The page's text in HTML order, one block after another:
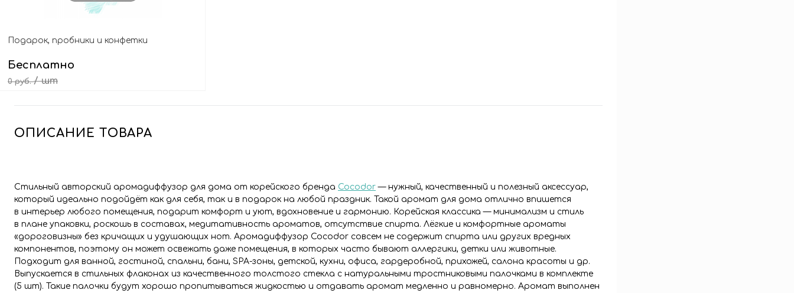
Подарок, пробники и конфетки
Бесплатно
0 руб./ шт
ОПИСАНИЕ ТОВАРА
Стильный авторский аромадиффузор для дома от корейского бренда Cocodor — нужный, качественный и полезный аксессуар,
который идеально подойдёт как для себя, так и в подарок на любой праздник. Такой аромат для дома отлично впишется
в интерьер любого помещения, подарит комфорт и уют, вдохновение и гармонию. Корейская классика — минимализм и стиль
в плане упаковки, роскошь в составах, медитативность ароматов, отсутствие спирта. Лёгкие и комфортные ароматы
«дороговизны» без кричащих и удушающих нот. Аромадиффузор Cocodor совсем не содержит спирта или других вредных
компонентов, поэтому он может освежать даже помещения, в которых часто бывают аллергики, детки или животные.
Подходит для ванной, гостиной, спальни, бани, SPA-зоны, детской, кухни, офиса, гардеробной, прихожей, салона красоты и др.
Выпускается в стильных флаконах из качественного толстого стекла с натуральными тростниковыми палочками в комплекте
(5 шт). Такие палочки будут хорошо пропитываться жидкостью и отдавать аромат медленно и равномерно. Аромат выполнен